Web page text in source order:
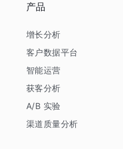
产品
增长分析
客户数据平台
智能运营
获客分析
A/B 实验
渠道质量分析